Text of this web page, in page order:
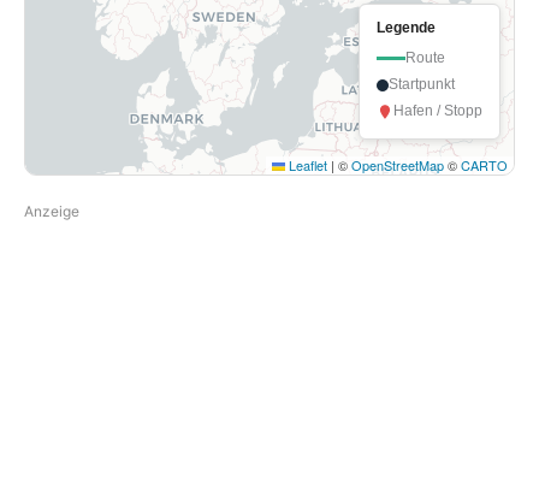
Leaflet | ©OpenStreetMap©CARTO
Legende
Route
Startpunkt
Hafen / Stopp
Anzeige